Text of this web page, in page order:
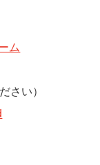
ム
さい）